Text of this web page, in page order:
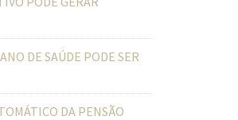
DE SAÚDE PODE SER
DA PENSÃO